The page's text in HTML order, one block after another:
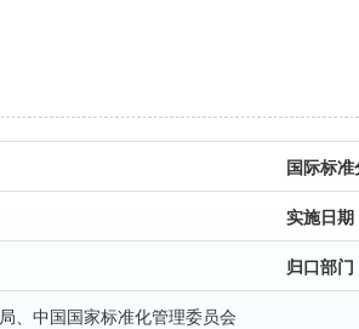
国际标准
实施日期
归口部门
、中国国家标准化管理委员会